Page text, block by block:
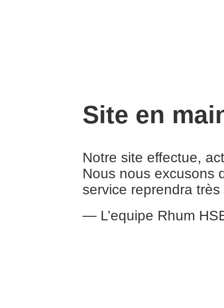
Site en
Notre site effectue,
Nous nous excusons
service reprendra
— L’equipe Rhum